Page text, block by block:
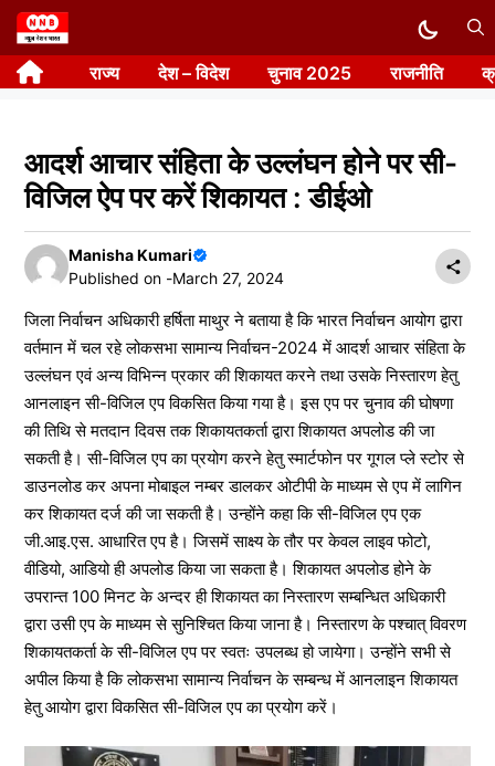
Skip
to
content राज्य देश – विदेश चुनाव 2025 राजनीति
आदर्श आचार संहिता के उल्लंघन होने पर सी-
विजिल ऐप पर करें शिकायत : डीईओ
Manisha Kumari
Published on -March 27, 2024
जिला निर्वाचन अधिकारी हर्षिता माथुर ने बताया है कि भारत निर्वाचन आयोग द्वारा
वर्तमान में चल रहे लोकसभा सामान्य निर्वाचन-2024 में आदर्श आचार संहिता के
उल्लंघन एवं अन्य विभिन्न प्रकार की शिकायत करने तथा उसके निस्तारण हेतु
आनलाइन सी-विजिल एप विकसित किया गया है। इस एप पर चुनाव की घोषणा
की तिथि से मतदान दिवस तक शिकायतकर्ता द्वारा शिकायत अपलोड की जा
सकती है। सी-विजिल एप का प्रयोग करने हेतु स्मार्टफोन पर गूगल प्ले स्टोर से
डाउनलोड कर अपना मोबाइल नम्बर डालकर ओटीपी के माध्यम से एप में लागिन
कर शिकायत दर्ज की जा सकती है। उन्होंने कहा कि सी-विजिल एप एक
जी.आइ.एस. आधारित एप है। जिसमें साक्ष्य के तौर पर केवल लाइव फोटो,
वीडियो, आडियो ही अपलोड किया जा सकता है। शिकायत अपलोड होने के
उपरान्त 100 मिनट के अन्दर ही शिकायत का निस्तारण सम्बन्धित अधिकारी
द्वारा उसी एप के माध्यम से सुनिश्चित किया जाना है। निस्तारण के पश्चात् विवरण
शिकायतकर्ता के सी-विजिल एप पर स्वतः उपलब्ध हो जायेगा। उन्होंने सभी से
अपील किया है कि लोकसभा सामान्य निर्वाचन के सम्बन्ध में आनलाइन शिकायत
हेतु आयोग द्वारा विकसित सी-विजिल एप का प्रयोग करें।